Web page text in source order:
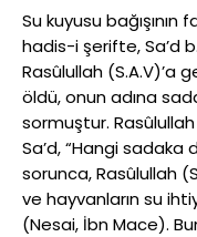
Su kuyusu
hadis-i şerifte, Sa’d
Rasûlullah (S.A.V)’a
öldü, onun adına
sormuştur.
Sa’d, “Hangi sadaka
sorunca, Rasûlullah
ve hayvanların su
(Nesai, İbn Mace).